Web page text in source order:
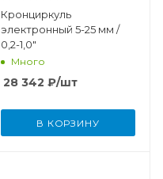
Кронциркуль
электронный 5-25 мм /
0,2-1,0"
Много
28 342 ₽/шт
В КОРЗИНУ